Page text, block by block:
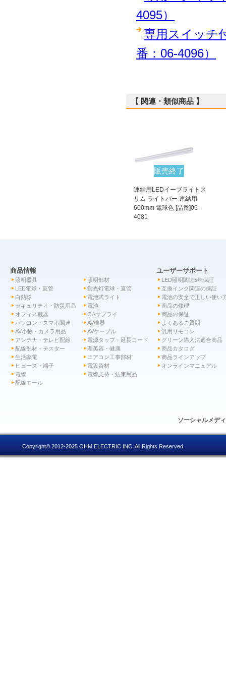
【 関連・類似商品 】
販売終了
連結用LEDイーブライトス
リム ライトバー 連結用
600mm 電球色 [品番]06-
4081
商品情報
照明器具
照明部材
LED電球・直管
蛍光灯電球・直管
白熱球
電池式ライト
セキュリティ・防災用品
電池
オフィス機器
OAサプライ
パソコン・スマホ関連
AV機器
AV小物・カメラ用品
AVケーブル
アンテナ・テレビ配線
電源タップ・延長コード
配線部材・テスター
理美容・健康
生活家電
エアコン工事部材
ヒューズ・端子
電設資材
電線
電線支持・結束用品
配線モール
ユーザーサポート
LED照明関連5年保証
互換インク関連の保証
電池の安全で正しい使い
商品の修理
商品の保証
よくあるご質問
汎用リモコン
グリーン購入法適合商品
商品カタログ
商品ラインアップ
オンラインマニュアル
ソーシャルメデ
Copyright© 2012-2025 OHM ELECTRIC INC. All Rights Reserved.